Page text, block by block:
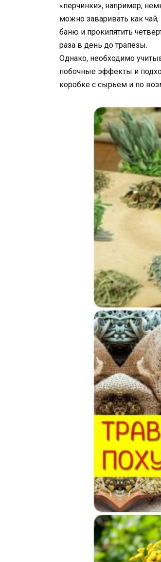
«перчинки», например,
можно заваривать как
баню и прокипятить
раза в день до трапезы.
Однако, необходимо
побочные эффекты и
коробке с сырьем и по